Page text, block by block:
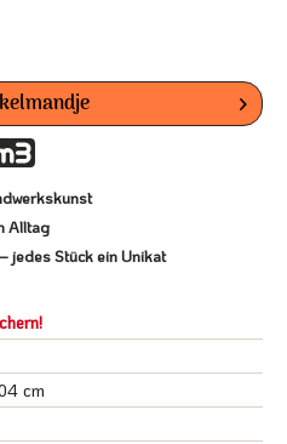
Alltag
jedes Stück ein Unikat
cm